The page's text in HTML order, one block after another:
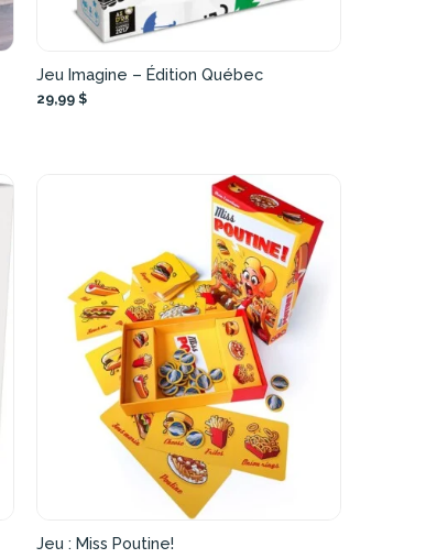
Jeu Imagine – Édition Québec
29,99 $
Jeu : Miss Poutine!